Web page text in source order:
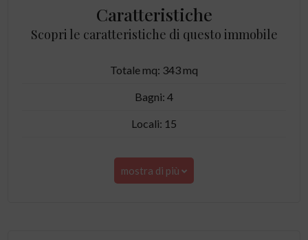
Caratteristiche
Scopri le caratteristiche di questo immobile
Totale mq: 343 mq
Bagni: 4
Locali: 15
mostra di più